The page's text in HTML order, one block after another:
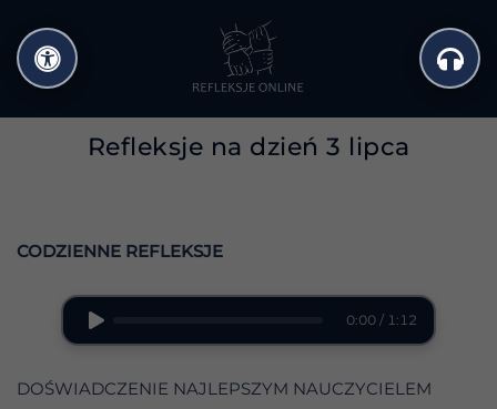
do
treści
Refleksje na dzień 3 lipca
CODZIENNE REFLEKSJE
0:00 / 1:12
DOŚWIADCZENIE NAJLEPSZYM NAUCZYCIELEM